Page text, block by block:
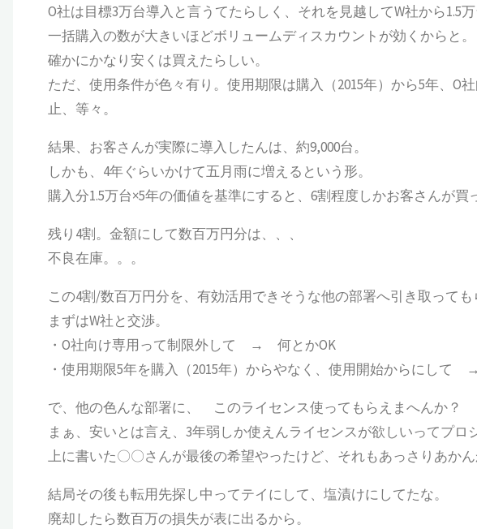
O社は目標3万台導入と言うてたらしく、それを見越してW社から1.5
一括購入の数が大きいほどボリュームディスカウントが効くからと。
確かにかなり安くは買えたらしい。
ただ、使用条件が色々有り。使用期限は購入（2015年）から5年、O
止、等々。
結果、お客さんが実際に導入したんは、約9,000台。
しかも、4年ぐらいかけて五月雨に増えるという形。
購入分1.5万台×5年の価値を基準にすると、6割程度しかお客さんが買
残り4割。金額にして数百万円分は、、、
不良在庫。。。
この4割/数百万円分を、有効活用できそうな他の部署へ引き取っても
まずはW社と交渉。
・O社向け専用って制限外して → 何とかOK
・使用期限5年を購入（2015年）からやなく、使用開始からにして
で、他の色んな部署に、 このライセンス使ってもらえまへんか？
まぁ、安いとは言え、3年弱しか使えんライセンスが欲しいってプロ
上に書いた〇〇さんが最後の希望やったけど、それもあっさりあかん
結局その後も転用先探し中ってテイにして、塩漬けにしてたな。
廃却したら数百万の損失が表に出るから。